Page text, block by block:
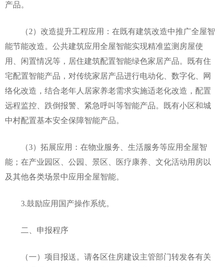
产品。
（2）改造提升工程应用：在既有建筑改造中推广全屋智
能节能改造。公共建筑应用全屋智能实现精准监测房屋使
用、闲置情况等，居住建筑配置智能绿色家居产品。既有住
宅配置智能产品，对传统家居产品进行电动化、数字化、网
络化改造，结合老年人居家养老需求实施适老化改造，配置
远程监控、跌倒报警、紧急呼叫等智能产品。既有小区和城
中村配置基本安全保障智能产品。
（3）拓展应用：在物业服务、生活服务等应用全屋智
能；在产业园区、公园、景区、医疗康养、文化活动用房以
及其他各类场景中应用全屋智能。
3.鼓励应用国产操作系统。
二、申报程序
（一）项目报送。请各区住房建设主管部门转发各有关